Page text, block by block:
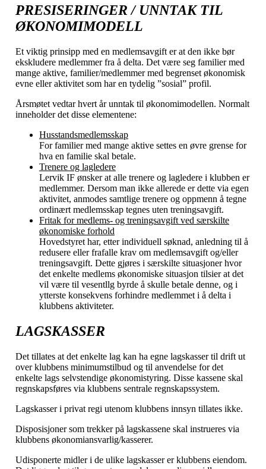
PRESISERINGER / UNNTAK TIL
ØKONOMIMODELL
Et viktig prinsipp med en medlemsavgift er at den ikke bør
ekskludere medlemmer fra å delta. Det være seg familier med
mange aktive, familier/medlemmer med begrenset økonomisk
evne eller aktivitet som har en tydelig ”sosial” profil.
Årsmøtet vedtar hvert år unntak til økonomimodellen. Normalt
inneholder det disse elementene:
Husstandsmedlemsskap
For familier med mange aktive settes en øvre grense for
hva en familie skal betale.
Trenere og lagledere
Lervik IF ønsker at alle trenere og lagledere i klubben er
medlemmer. Dersom man ikke allerede er dette via egen
aktivitet, anmodes samtlige trenere og oppmenn å tegne
ordinært medlemsskap tegnes uten treningsavgift.
Fritak for medlems- og treningsavgift ved særskilte
økonomiske forhold
Hovedstyret har, etter individuell søknad, anledning til å
redusere eller frafalle krav om medlemsavgift og/eller
treningsavgift. Dette gjøres i særskilte situasjoner hvor
det enkelte medlems økonomiske situasjon tilsier at det
vil være til vesentllg byrde å skulle betale denne, og i
ytterste konsekvens forhindre medlemmet i å delta i
klubbens aktiviteter.
LAGSKASSER
Det tillates at det enkelte lag kan ha egne lagskasser til drift ut
over klubbens minimumstilbud og til anvendelse for det
enkelte lags selvstendige økonomistyring. Disse kassene skal
regnskapsføres via klubbens sentrale regnskapssystem.
Lagskasser i privat regi utenom klubbens innsyn tillates ikke.
Disposisjoner som trekker på lagskassene skal instrueres via
klubbens økonomiansvarlig/kasserer.
Udisponerte midler i de ulike lagskasser er klubbens eiendom.